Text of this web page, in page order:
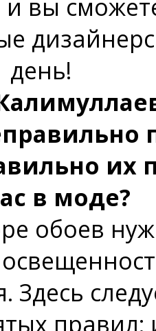
вы
день!
их
в моде?
обоев
правил: